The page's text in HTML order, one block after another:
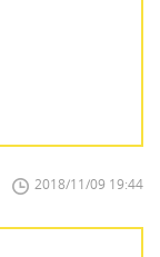
2018/11/09 19:44